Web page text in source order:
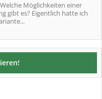
Möglichkeiten einer
gibt es? Eigentlich hatte ich